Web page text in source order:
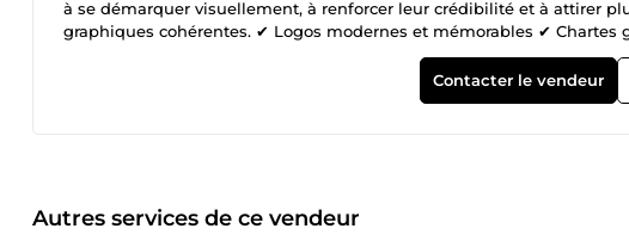
à se démarquer visuellement, à renforcer leur crédibilité et à attirer
graphiques cohérentes. ✔ Logos modernes et mémorables ✔
Communication claire et professionnelle Mon objectif : offrir une
maîtrisé. 💬 N’hésitez pas à me contacter avant commande pour
Contacter le vendeur
Autres services de ce vendeur